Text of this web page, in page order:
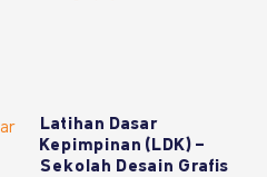
Latihan Dasar
Kepimpinan (LDK) –
Sekolah Desain Grafis